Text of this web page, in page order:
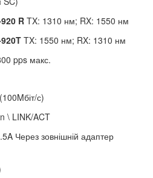
R TX: 1310 нм; RX: 1550 нм
TX: 1550 нм; RX: 1310 нм
pps макс.
с)
\ LINK/ACT
Через зовнішній адаптер